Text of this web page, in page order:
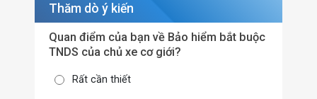
Thăm dò ý kiến
Quan điểm của bạn về Bảo hiểm bắt buộc
TNDS của chủ xe cơ giới?
Rất cần thiết